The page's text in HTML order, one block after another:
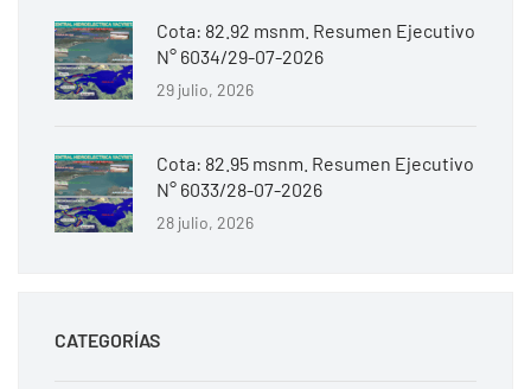
Cota: 82.92 msnm. Resumen Ejecutivo
N° 6034/29-07-2026
29 julio, 2026
Cota: 82.95 msnm. Resumen Ejecutivo
N° 6033/28-07-2026
28 julio, 2026
CATEGORÍAS